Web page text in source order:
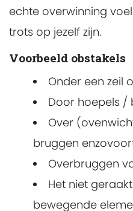
echte overwinning
trots op jezelf zijn.
Voorbeeld obstakels
Onder een zeil
Door hoepels /
Over
bruggen
Overbruggen
Het niet
bewegende